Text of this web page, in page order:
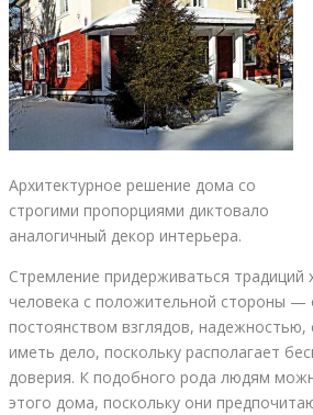
Архитектурное решение дома со
строгими пропорциями диктовало
аналогичный декор интерьера.
Стремление придерживаться традиций
человека с положительной стороны —
постоянством взглядов, надежностью,
иметь дело, поскольку располагает
доверия. К подобного рода людям
этого дома, поскольку они